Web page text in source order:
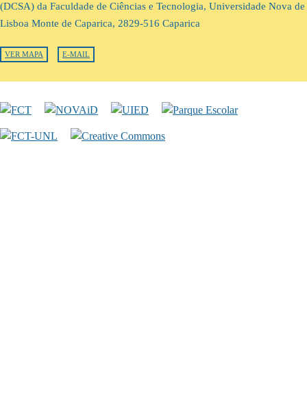
(DCSA) da Faculdade de Ciências e Tecnologia, Universidade Nova de
Lisboa Monte de Caparica, 2829-516 Caparica
VER MAPA E-MAIL